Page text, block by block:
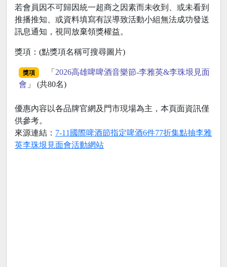
若會員因不可歸因統一超商之因素而未收到、或未看到
推播推知、或資料填寫有誤導致活動小組無法成功發送
訊息通知，視同放棄領獎權益。
獎項：(點獎項名稱可搜尋圖片)
獎項 「 2026高雄啤啤酒音樂節-李雅英&李珠垠見面
會 」 (共80名)
優惠內容以各品牌官網及門市現場為主，本頁面資訊僅
供參考。
來源連結： 7-11國際啤酒節指定啤酒6件77折集點抽李雅
英李珠垠見面會活動網站